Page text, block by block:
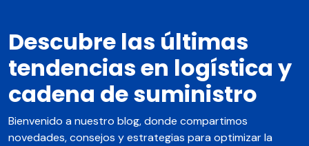
Descubre las últimas
tendencias en logística y
cadena de suministro
Bienvenido a nuestro blog, donde compartimos
novedades, consejos y estrategias para optimizar la